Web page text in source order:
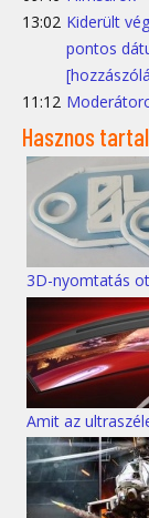
13:02 Kiderült
pontos
11:12
Hasznos
3D-nyomtatás
Amit az